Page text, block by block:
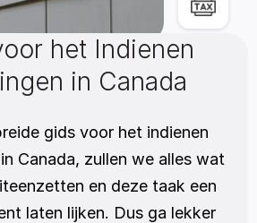
het Indienen
in Canada
gids voor het indienen
Canada, zullen we alles wat
en deze taak een
laten lijken. Dus ga lekker